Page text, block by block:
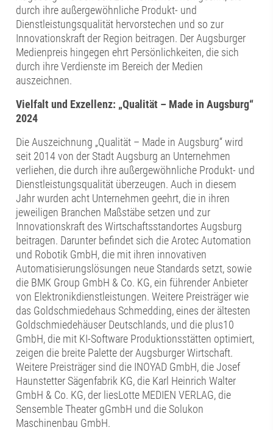
durch ihre außergewöhnliche Produkt- und
Dienstleistungsqualität hervorstechen und so zur
Innovationskraft der Region beitragen. Der Augsburger
Medienpreis hingegen ehrt Persönlichkeiten, die sich
durch ihre Verdienste im Bereich der Medien
auszeichnen.
Vielfalt und Exzellenz: „Qualität – Made in Augsburg“
2024
Die Auszeichnung „Qualität – Made in Augsburg“ wird
seit 2014 von der Stadt Augsburg an Unternehmen
verliehen, die durch ihre außergewöhnliche Produkt- und
Dienstleistungsqualität überzeugen. Auch in diesem
Jahr wurden acht Unternehmen geehrt, die in ihren
jeweiligen Branchen Maßstäbe setzen und zur
Innovationskraft des Wirtschaftsstandortes Augsburg
beitragen. Darunter befindet sich die Arotec Automation
und Robotik GmbH, die mit ihren innovativen
Automatisierungslösungen neue Standards setzt, sowie
die BMK Group GmbH & Co. KG, ein führender Anbieter
von Elektronikdienstleistungen. Weitere Preisträger wie
das Goldschmiedehaus Schmedding, eines der ältesten
Goldschmiedehäuser Deutschlands, und die plus10
GmbH, die mit KI-Software Produktionsstätten optimiert,
zeigen die breite Palette der Augsburger Wirtschaft.
Weitere Preisträger sind die INOYAD GmbH, die Josef
Haunstetter Sägenfabrik KG, die Karl Heinrich Walter
GmbH & Co. KG, der liesLotte MEDIEN VERLAG, die
Sensemble Theater gGmbH und die Solukon
Maschinenbau GmbH.